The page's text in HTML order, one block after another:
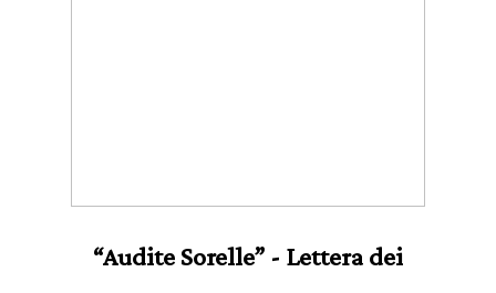
“Audite Sorelle” - Lettera dei